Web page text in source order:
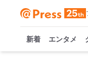
新着 エンタメ